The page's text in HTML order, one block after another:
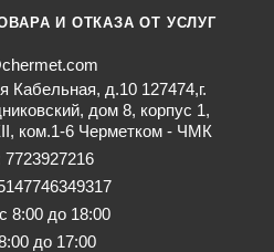
И ОТКАЗА ОТ УСЛУГ
Кабельная, д.10 127474,г.
дом 8, корпус 1,
ком.1-6 Черметком - ЧМК
8:00 до 18:00
до 17:00